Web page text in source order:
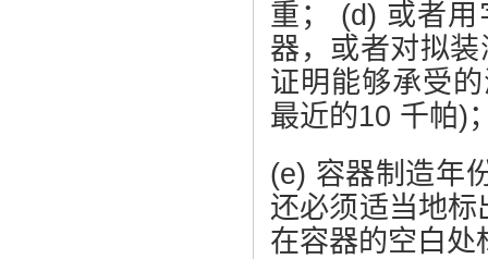
重； (d) 或者用
器，或者对拟
证明能够承受
最近的10 千帕)
(e) 容器制造年
还必须适当地
在容器的空白处